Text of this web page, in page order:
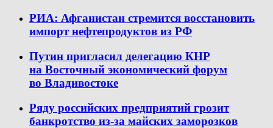
РИА: Афганистан стремится восстановить
импорт нефтепродуктов из РФ
Путин пригласил делегацию КНР
на Восточный экономический форум
во Владивостоке
Ряду российских предприятий грозит
банкротство из-за майских заморозков